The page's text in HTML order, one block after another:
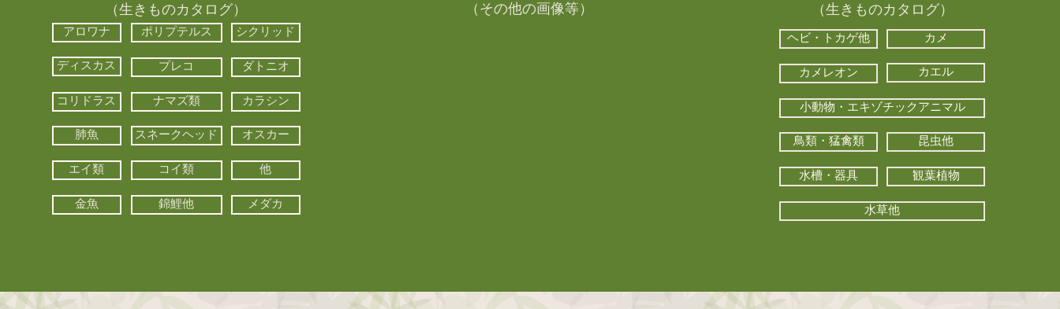
（生きものカタログ）
アロワナ ポリプテルス シクリッド
ディスカス プレコ ダトニオ
コリドラス ナマズ類 カラシン
肺魚 スネークヘッド オスカー
エイ類 コイ類 他
金魚 錦鯉他 メダカ
（その他の画像等） （生きものカタログ）
ヘビ・トカゲ他 カメ
カメレオン カエル
小動物・エキゾチックアニマル
鳥類・猛禽類 昆虫他
水槽・器具 観葉植物
水草他